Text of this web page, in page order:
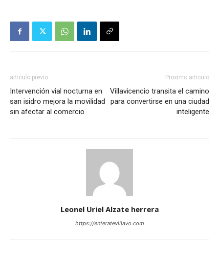
articulo previo
Intervención vial nocturna en
san isidro mejora la movilidad
sin afectar al comercio
Proximo articulo
Villavicencio transita el camino
para convertirse en una ciudad
inteligente
Leonel Uriel Alzate herrera
https://enteratevillavo.com